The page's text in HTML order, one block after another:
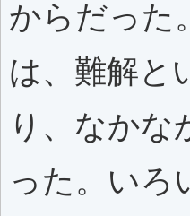
からだった
は、難解と
り、なかな
った。いろ